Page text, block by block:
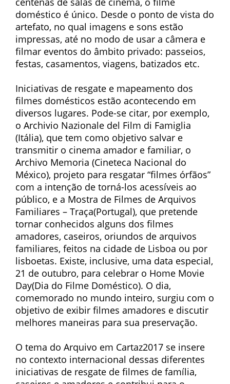
doméstico é único. Desde o ponto de vista do
artefato, no qual imagens e sons estão
impressas, até no modo de usar a câmera e
filmar eventos do âmbito privado: passeios,
festas, casamentos, viagens, batizados etc.
Iniciativas de resgate e mapeamento dos
filmes domésticos estão acontecendo em
diversos lugares. Pode-se citar, por exemplo,
o Archivio Nazionale del Film di Famiglia
(Itália), que tem como objetivo salvar e
transmitir o cinema amador e familiar, o
Archivo Memoria (Cineteca Nacional do
México), projeto para resgatar “filmes órfãos”
com a intenção de torná-los acessíveis ao
público, e a Mostra de Filmes de Arquivos
Familiares – Traça(Portugal), que pretende
tornar conhecidos alguns dos filmes
amadores, caseiros, oriundos de arquivos
familiares, feitos na cidade de Lisboa ou por
lisboetas. Existe, inclusive, uma data especial,
21 de outubro, para celebrar o Home Movie
Day(Dia do Filme Doméstico). O dia,
comemorado no mundo inteiro, surgiu com o
objetivo de exibir filmes amadores e discutir
melhores maneiras para sua preservação.
O tema do Arquivo em Cartaz2017 se insere
no contexto internacional dessas diferentes
iniciativas de resgate de filmes de família,